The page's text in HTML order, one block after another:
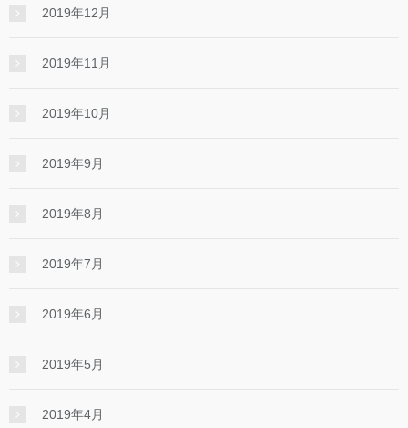
2019年12月
2019年11月
2019年10月
2019年9月
2019年8月
2019年7月
2019年6月
2019年5月
2019年4月